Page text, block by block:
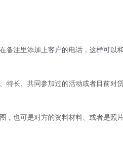
注里添加上客户的电话，这样可以
长、共同参加过的活动或者目前对
也可是对方的资料材料、或者是照